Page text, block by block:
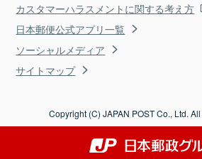
カスタマーハラスメントに関する考え方
日本郵便公式アプリ一覧
ソーシャルメディア
サイトマップ
Copyright (C) JAPAN POST Co., Ltd.